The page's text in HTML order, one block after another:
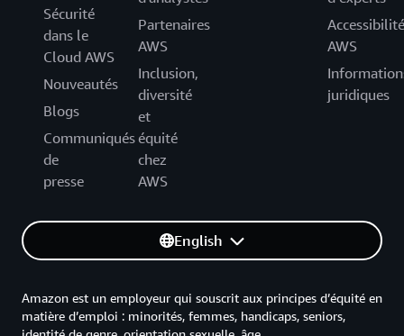
Sécurité
dans le
Cloud AWS
Nouveautés
Blogs
Communiqués
de
presse
Partenaires
AWS
Inclusion,
diversité
et
équité
chez
AWS
Accessibilité
AWS
juridiques
English
Amazon est un employeur qui souscrit aux principes d’équité en
matière d’emploi : minorités, femmes, handicaps, seniors,